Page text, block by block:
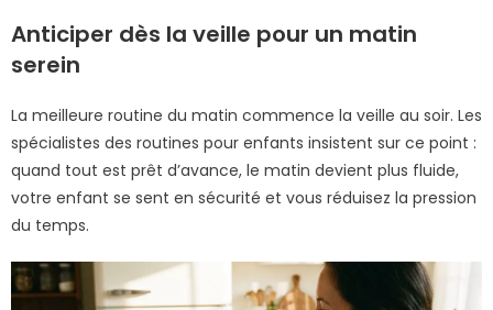
Anticiper dès la veille pour un matin
serein
La meilleure routine du matin commence la veille au soir. Les
spécialistes des routines pour enfants insistent sur ce point :
quand tout est prêt d’avance, le matin devient plus fluide,
votre enfant se sent en sécurité et vous réduisez la pression
du temps.